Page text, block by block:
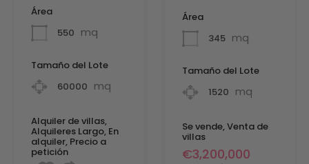
Área
550 mq
Tamaño del Lote
60000 mq
Alquiler de villas,
Alquileres Largo, En
alquiler, Precio a
petición
Área
345 mq
Tamaño del Lote
1520 mq
Se vende, Venta de
villas
€3,200,000